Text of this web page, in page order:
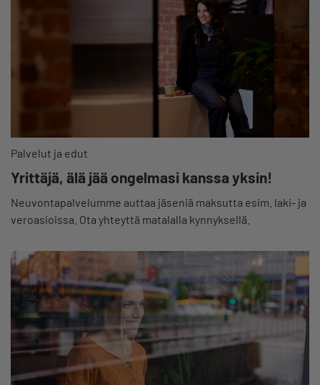
Palvelut ja edut
Yrittäjä, älä jää ongelmasi kanssa yksin!
Neuvontapalvelumme auttaa jäseniä maksutta esim. laki- ja
veroasioissa. Ota yhteyttä matalalla kynnyksellä.